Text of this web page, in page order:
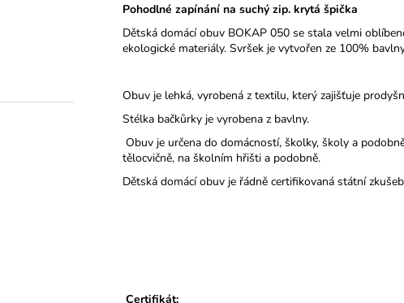
Pohodlné zapínání na suchý zip. krytá špička
Dětská domácí obuv BOKAP 050 se stala velmi
ekologické materiály. Svršek je vytvořen ze 100%
Obuv je lehká, vyrobená z textilu, který zajišťuje
Stélka bačkůrky je vyrobena z bavlny.
Obuv je určena do domácností, školky, školy a
tělocvičně, na školním hřišti a podobně.
Dětská domácí obuv je řádně certifikovaná státní
Certifikát: